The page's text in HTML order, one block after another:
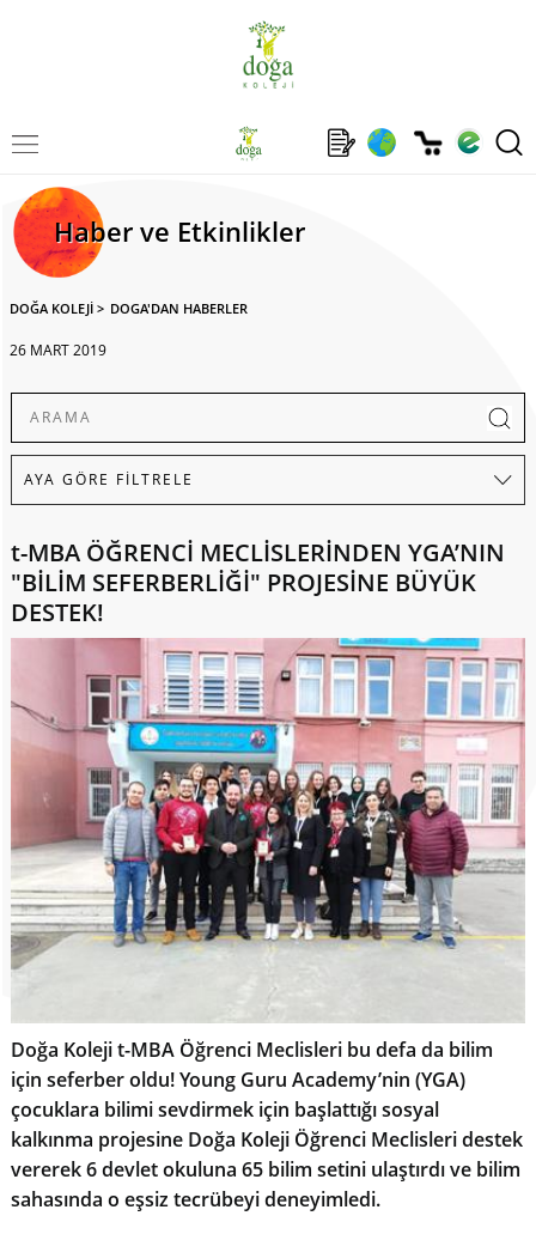
Haber ve Etkinlikler
DOĞA KOLEJİ > DOGA'DAN HABERLER
26 MART 2019
t-MBA ÖĞRENCİ MECLİSLERİNDEN YGA’NIN
"BİLİM SEFERBERLİĞİ" PROJESİNE BÜYÜK
DESTEK!
Doğa Koleji t-MBA Öğrenci Meclisleri bu defa da bilim
için seferber oldu! Young Guru Academy’nin (YGA)
çocuklara bilimi sevdirmek için başlattığı sosyal
kalkınma projesine Doğa Koleji Öğrenci Meclisleri destek
vererek 6 devlet okuluna 65 bilim setini ulaştırdı ve bilim
sahasında o eşsiz tecrübeyi deneyimledi.